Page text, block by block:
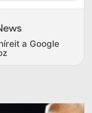
a Google